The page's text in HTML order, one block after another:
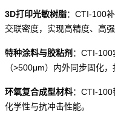
3D打印光敏树脂： CTI-100
交联密度，实现高精度、高强
特种涂料与胶粘剂 ： CTI-100
（>500μm）内外同步固化，
环氧复合成型材料： CTI-100
化学性与抗冲击性能。